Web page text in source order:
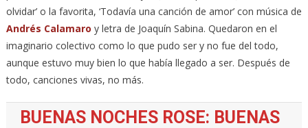
olvidar’ o la favorita, ‘Todavía una canción de amor’ con música de
Andrés Calamaro y letra de Joaquín Sabina. Quedaron en el
imaginario colectivo como lo que pudo ser y no fue del todo,
aunque estuvo muy bien lo que había llegado a ser. Después de
todo, canciones vivas, no más.
BUENAS NOCHES ROSE: BUENAS